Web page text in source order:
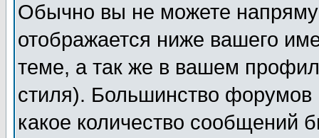
Обычно вы не можете
отображается ниже вашего
теме, а так же в вашем
стиля). Большинство форумов
какое количество сообщений